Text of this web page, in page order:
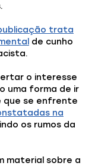
trata
de cunho
o interesse
uma forma de ir
que se enfrente
na
os rumos da
material sobre a